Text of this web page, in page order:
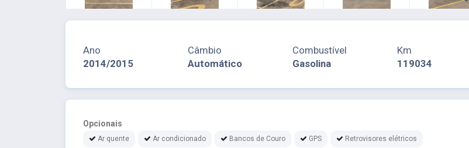
Ano
2014/2015
Câmbio
Automático
Combustível
Gasolina
Km
119034
Opcionais
Ar quente Ar condicionado Bancos de Couro GPS Retrovisores elétricos